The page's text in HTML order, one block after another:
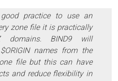
practice to use an
zone file it is practically
domains. BIND9 will
names from the
file but this can have
and reduce flexibility in